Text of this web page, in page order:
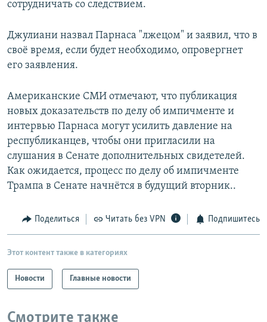
сотрудничать со следствием.
Джулиани назвал Парнаса "лжецом" и заявил, что в
своё время, если будет необходимо, опровергнет
его заявления.
Американские СМИ отмечают, что публикация
новых доказательств по делу об импичменте и
интервью Парнаса могут усилить давление на
республиканцев, чтобы они пригласили на
слушания в Сенате дополнительных свидетелей.
Как ожидается, процесс по делу об импичменте
Трампа в Сенате начнётся в будущий вторник..
Поделиться Читать без VPN Подпишитесь
Этот контент также в категориях
Новости Главные новости
Смотрите также